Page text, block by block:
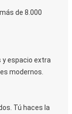
de 8.000
y espacio extra
modernos.
Tú haces la